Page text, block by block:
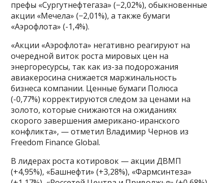
префы «Сургутнефтегаза» (−2,02%), обыкновенные
акции «Мечела» (−2,01%), а также бумаги
«Аэрофлота» (-1,4%).
«Акции «Аэрофлота» негативно реагируют на
очередной виток роста мировых цен на
энергоресурсы, так как из-за подорожания
авиакеросина снижается маржинальность
бизнеса компании. Ценные бумаги Полюса
(-0,77%) корректируются следом за ценами на
золото, которые снижаются на ожиданиях
скорого завершения американо-иранского
конфликта», — отметил Владимир Чернов из
Freedom Finance Global.
В лидерах роста котировок — акции ДВМП
(+4,95%), «Башнефти» (+3,28%), «Фармсинтеза»